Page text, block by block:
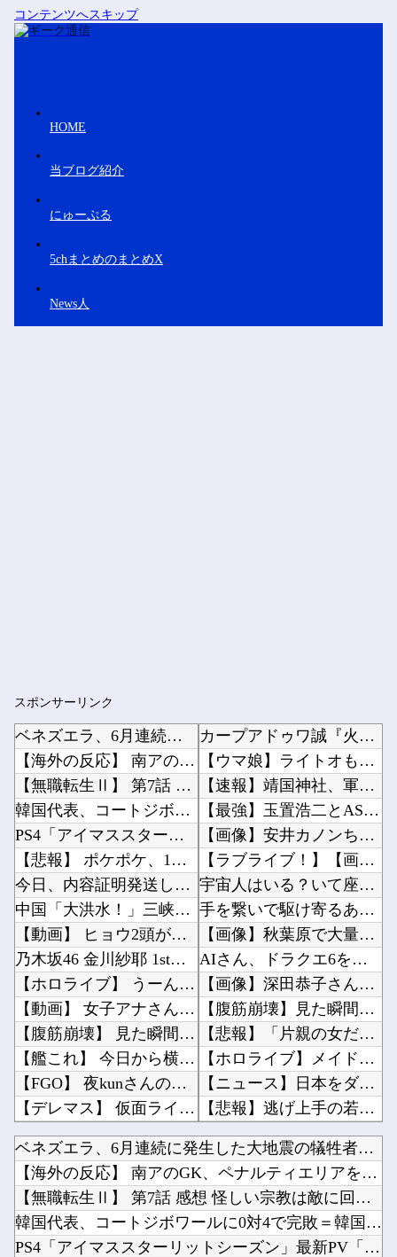
コンテンツへスキップ
HOME
当ブログ紹介
にゅーぷる
5chまとめのまとめX
News人
スポンサーリンク
ベネズエラ、6月連続に発生した大地震の犠牲者が「6000人超」に
【海外の反応】 南アのGK、ペナルティエリアを壮大に勘違いして一発退場「どんな空間認識能力...
【無職転生Ⅱ】 第7話 感想 怪しい宗教は敵に回すと厄介ニャ【異世界行ったら本気だす】
韓国代表、コートジボワールに0対4で完敗＝韓国の反応
PS4「アイマススターリットシーズン」最新PV「新曲:夏のBang!!MV」公開！さらに「...
【悲報】 ポケポケ、1年で1600万人が引退・・・
今日、内容証明発送しました～ 明日から嫁との会話は弁護士通してになるはず！
中国「大洪水！」三峡ダム「9門開放！（全力放流」中国都市「三峡沿線の道路水没」中国政府「高...
【動画】 ヒョウ2頭が木に登って激しい戦い
乃木坂46 金川紗耶 1st写真集「タイトル未定」
【ホロライブ】 うーん実にラミィ
【動画】 女子アナさん、ノーブラでうっかり衣装から乳首が透けてしまう放送事故ｗｗｗ
【腹筋崩壊】 見た瞬間吹いた画像を貼っていくスレｗｗｗｗ
【艦これ】 今日から横須賀のカレー機関開幕か・・・！
【FGO】 夜kunさんのモルガンイラスト！！ 蝶の羽好きです！
【デレマス】 仮面ライダーバロンＰ第２話「蒼翼の乙女」
【パズドラ】 無料ガチャ回収してるときがいちばんたのしいな・・・
第31回 エルムステークス(GⅢ)
勝ったのだ！
カープアドゥワ誠『火消し→12回続投』に賛否。新井監督「それは決めていた」【監督談話/反省...
【ウマ娘】ライトオも負けを認めてしまうサイレンススズカ定規概念ｗｗｗ他
【速報】靖国神社、軍服コスプレでの参拝を禁止へ他
【最強】玉置浩二とASKA、10数年の時を経て幻の合作曲をガチリリースへ他
【画像】安井カノンちゃん、バニーガールコスプレでうっかり谷間が見えてしまう他
【ラブライブ！】【画像】ちょっと泉? あれ泉じゃない…誰？【いきづらい部！】他
宇宙人はいる？いて座の方角から72秒間捉えた強い電波、50年間正体分からぬ「Wow！信号」...
手を繋いで駆け寄るあやめんとさくたんが可愛すぎる！！！【乃木坂46】他
【画像】秋葉原で大量のメイド＆巫女たちが潮で水打ちを実施wwwwwwwww他
AIさん、ドラクエ6を理想的にアニメ化してしまう他
【画像】深田恭子さん（43）の私服、とんでもなく可愛いと話題にwww他
【腹筋崩壊】見た瞬間吹いた画像を貼っていくスレｗｗｗｗ他
【悲報】「片親の女だけはやめとけ」という風潮、広まりつつある他
【ホロライブ】メイドインアビスまじか、カリオペすげえな他
【ニュース】日本をダメにした総理大臣、ワースト１位が同点でこの人ｗｗｗｗｗｗ他
【悲報】逃げ上手の若君、2期放映中なのに全く話題にならない他
【ウマ娘】プリコネ8.5周年直前生放送にて、プリコネ×ウマ娘コラボの開催について告知が！？...
いまだに続いていると聞いてビビる漫画「ながされて藍蘭島」「咲」「らき☆すた」他
【にじ甲2026】冷静に考えるとなんだこのえっっっな格好は…？他
【募】カナン様はあくまでチョロいでエッチしたいキャラ【画像】他
岸田文雄「日米の為替介入は一時しのぎに過ぎない。私なら円を強くすることが出来る」他
ベネズエラ、6月連続に発生した大地震の犠牲者が「6000人超...
【海外の反応】 南アのGK、ペナルティエリアを壮大に勘違いし...
【無職転生Ⅱ】 第7話 感想 怪しい宗教は敵に回すと厄介ニャ...
韓国代表、コートジボワールに0対4で完敗＝韓国の反応
PS4「アイマススターリットシーズン」最新PV「新曲:夏のB...